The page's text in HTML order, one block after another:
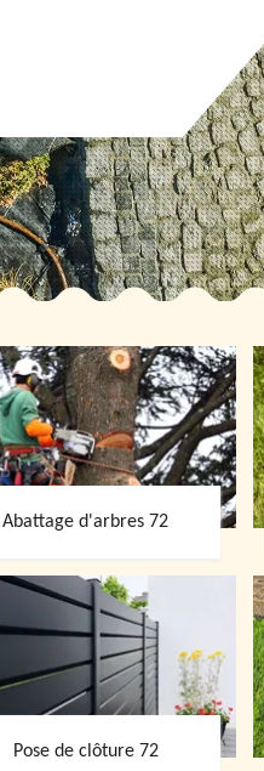
Abattage d'arbres 72
Pose de clôture 72